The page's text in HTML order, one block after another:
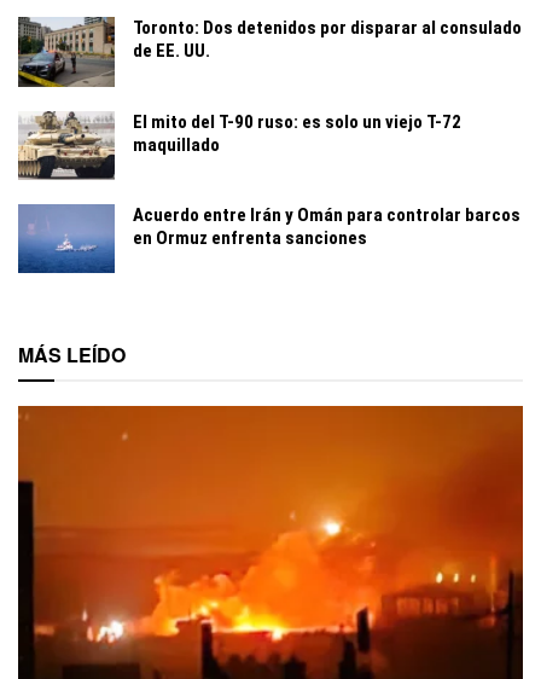
Toronto: Dos detenidos por disparar al consulado
de EE. UU.
El mito del T-90 ruso: es solo un viejo T-72
maquillado
Acuerdo entre Irán y Omán para controlar barcos
en Ormuz enfrenta sanciones
MÁS LEÍDO